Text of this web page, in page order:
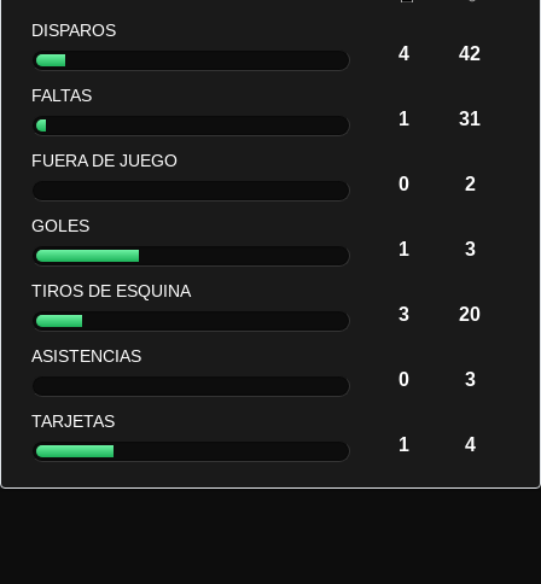
DISPAROS
4 42
FALTAS
1 31
FUERA DE JUEGO
0 2
GOLES
1 3
TIROS DE ESQUINA
3 20
ASISTENCIAS
0 3
TARJETAS
1 4